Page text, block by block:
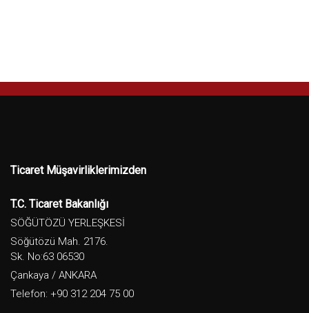
Ticaret Müşavirliklerimizden
T.C. Ticaret Bakanlığı
SÖĞÜTÖZÜ YERLEŞKESİ
Söğütözü Mah. 2176.
Sk. No:63 06530
Çankaya / ANKARA
Telefon: +90 312 204 75 00